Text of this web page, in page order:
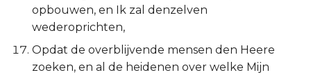
Hábakuk
Zefánja
opbouwen, en Ik zal denzelven
wederoprichten,
Opdat de overblijvende mensen den Heere
zoeken, en al de heidenen over welke Mijn